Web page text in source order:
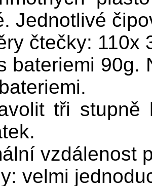
Jednotlivé
čtečky: 110x
bateriemi 90g.
tři stupně
vzdálenost
velmi